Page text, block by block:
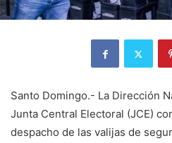
Santo Domingo.- La Dirección
Junta Central Electoral (JCE)
despacho de las valijas de